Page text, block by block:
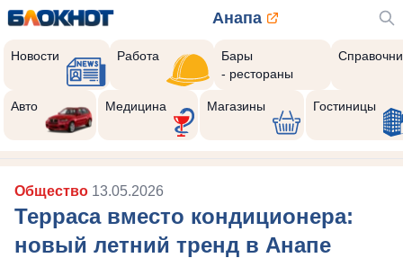
Анапа
Новости Работа
Бары
- рестораны
Авто Медицина Магазины Гостиницы
Общество 13.05.2026
Терраса вместо кондиционера:
новый летний тренд в Анапе